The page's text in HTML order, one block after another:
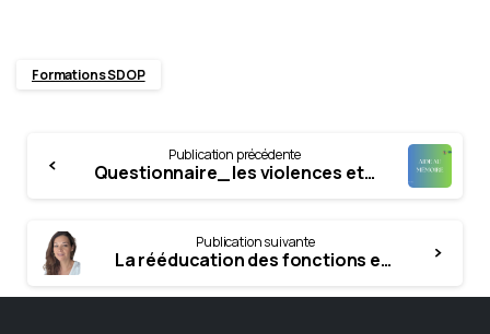
Formations SDOP
Reading
Publication précédente
Questionnaire_ les violences et le harcèlement sexistes et sexuels (VHSS) chez les orthophonistes
Publication suivante
La rééducation des fonctions exécutives et cognitives chez l’adulte cérébrolésé – 23-24 avril 2026 – Emilie Querry